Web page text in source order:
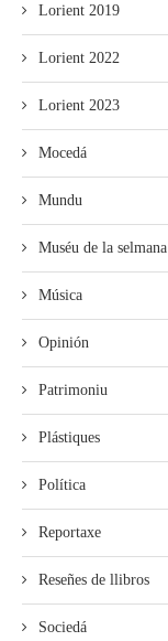
Lorient 2019
Lorient 2022
Lorient 2023
Mocedá
Mundu
Muséu de la selmana
Música
Opinión
Patrimoniu
Plástiques
Política
Reportaxe
Reseñes de llibros
Sociedá